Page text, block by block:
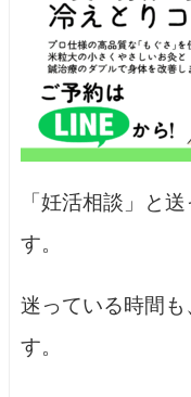
「妊活相談」と
す。
迷っている時間
す。